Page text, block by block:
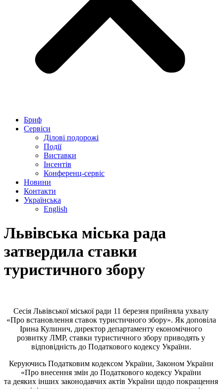
Бриф
Сервіси
Ділові подорожі
Події
Виставки
Інсентів
Конференц-сервіс
Новини
Контакти
Українська
English
Львівська міська рада
затвердила ставки
туристичного збору
Сесія Львівської міської ради 11 березня прийняла ухвалу
«Про встановлення ставок туристичного збору». Як доповіла
Ірина Кулинич, директор департаменту економічного
розвитку ЛМР, ставки туристичного збору приводять у
відповідність до Податкового кодексу України.
Керуючись Податковим кодексом України, Законом України
«Про внесення змін до Податкового кодексу України
та деяких інших законодавчих актів України щодо покращення